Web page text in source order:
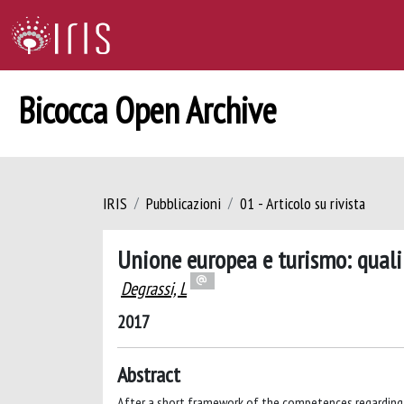
Bicocca Open Archive
IRIS Pubblicazioni 01 - Articolo su rivista
Unione europea e turismo:
Degrassi, L
2017
Abstract